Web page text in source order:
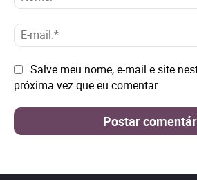
Site: Salve meu nome, e-mail e site
próxima vez que eu comentar.